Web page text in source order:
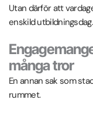
Utan därför att
enskild utbildningsdag.
många tror
En annan sak som
rummet.